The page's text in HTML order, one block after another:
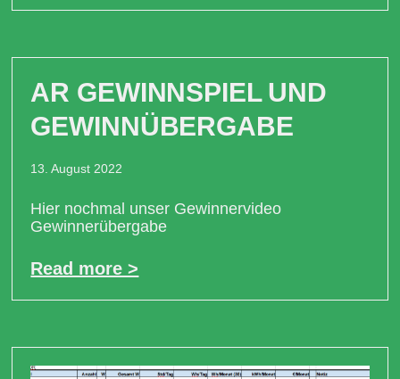
AR GEWINNSPIEL UND
GEWINNÜBERGABE
13. August 2022
Hier nochmal unser Gewinnervideo
Gewinnerübergabe
Read more >